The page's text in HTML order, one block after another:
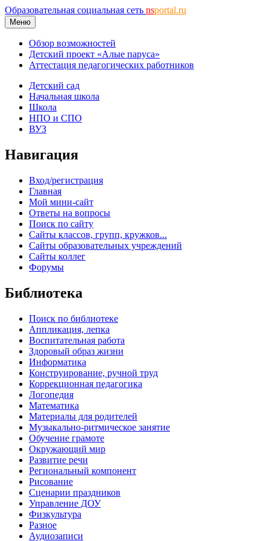
Образовательная социальная сеть nsportal.ru
Меню
Обзор возможностей
Детский проект «Алые паруса»
Аттестация педагогических работников
Детский сад
Начальная школа
Школа
НПО и СПО
ВУЗ
Навигация
Вход/регистрация
Главная
Мой мини-сайт
Ответы на вопросы
Поиск по сайту
Сайты классов, групп, кружков...
Сайты образовательных учреждений
Сайты коллег
Форумы
Библиотека
Поиск по библиотеке
Аппликация, лепка
Воспитательная работа
Здоровый образ жизни
Информатика
Конструирование, ручной труд
Коррекционная педагогика
Логопедия
Математика
Материалы для родителей
Музыкально-ритмическое занятие
Обучение грамоте
Окружающий мир
Развитие речи
Региональный компонент
Рисование
Сценарии праздников
Управление ДОУ
Физкультура
Разное
Аудиозаписи